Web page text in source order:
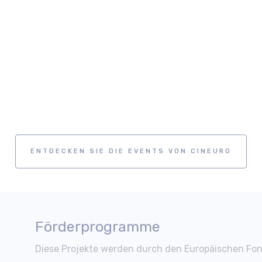
ENTDECKEN SIE DIE EVENTS VON CINEURO
Förderprogramme
Diese Projekte werden durch den Europäischen